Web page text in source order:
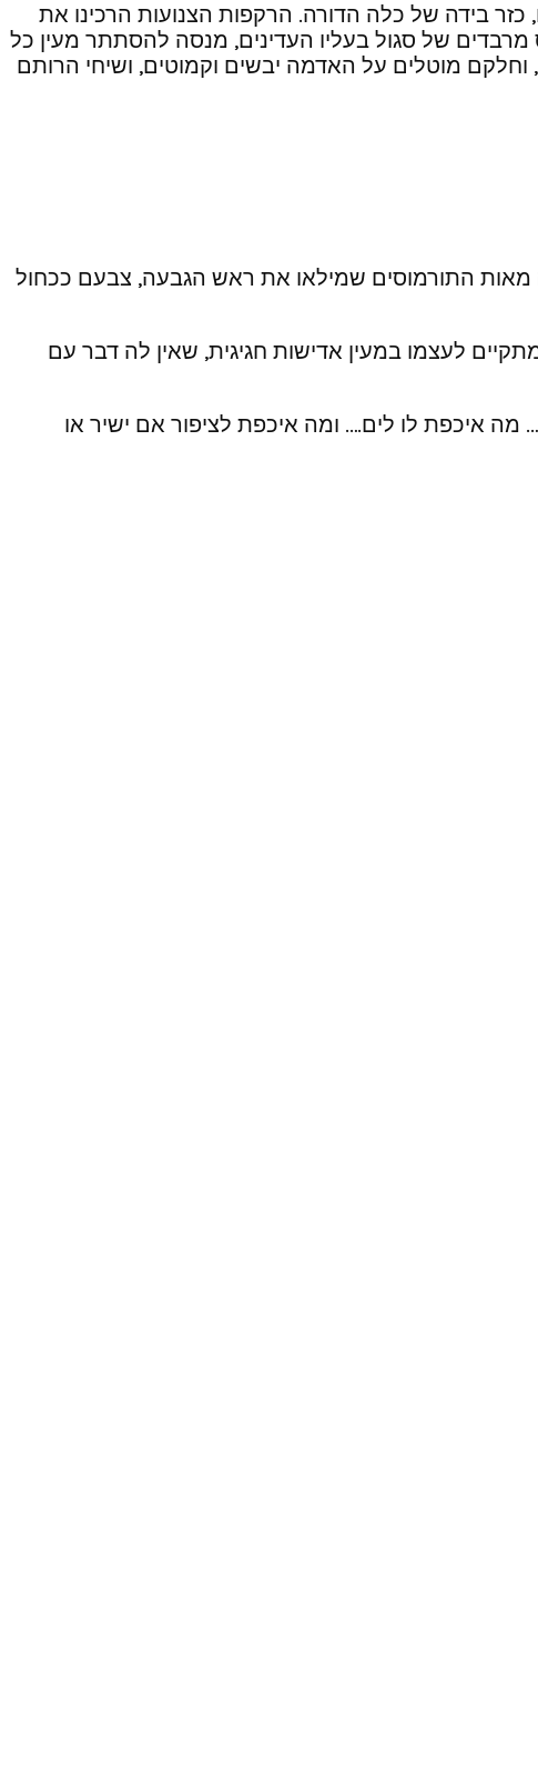
כזר בידה של כלה הדורה. הרקפות הצנועות הרכינו את
מרבדים של סגול בעליו העדינים, מנסה להסתתר מעין כל
וחלקם מוטלים על האדמה יבשים וקמוטים, ושיחי הרותם
התורמוסים שמילאו את ראש הגבעה, צבעם ככחול
לעצמו במעין אדישות חגיגית, שאין לה דבר עם
מה איכפת לו לים…. ומה איכפת לציפור אם ישיר או